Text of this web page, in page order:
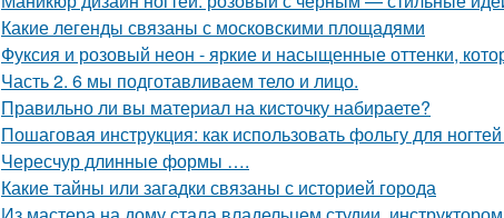
Какие легенды связаны с московскими площадями
Фуксия и розовый неон - яркие и насыщенные оттенки,
Часть 2. 6 мы подготавливаем тело и лицо.
Правильно ли вы материал на кисточку набираете?
Пошаговая инструкция: как использовать фольгу для
Чересчур длинные формы ….
Какие тайны или загадки связаны с историей города